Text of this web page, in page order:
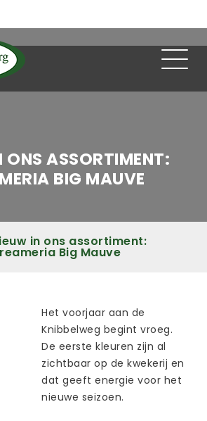
ONS ASSORTIMENT:
BIG MAUVE
in ons assortiment:
Big Mauve
Hetvoorjaar aan de
Knibbelweg begint vroeg.
De eerste kleuren zijn al
zichtbaar op dekwekerij en
dat geeft energie voor het
nieuwe seizoen.